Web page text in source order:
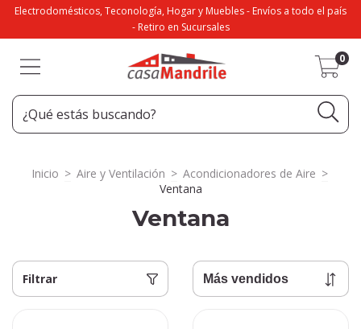
Electrodomésticos, Teconología, Hogar y Muebles - Envíos a todo el país
- Retiro en Sucursales
0
Inicio > Aire y Ventilación > Acondicionadores de Aire >
Ventana
Ventana
Filtrar